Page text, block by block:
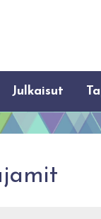
Julkaisut